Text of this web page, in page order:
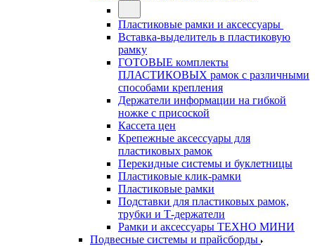
Пластиковые рамки и аксессуары
Вставка-выделитель в пластиковую
рамку
ГОТОВЫЕ комплекты
ПЛАСТИКОВЫХ рамок с различными
способами крепления
Держатели информации на гибкой
ножке с присоской
Кассета цен
Крепежные аксессуары для
пластиковых рамок
Перекидные системы и буклетницы
Пластиковые клик-рамки
Пластиковые рамки
Подставки для пластиковых рамок,
трубки и Т-держатели
Рамки и аксессуары ТЕХНО МИНИ
Подвесные системы и прайсборды